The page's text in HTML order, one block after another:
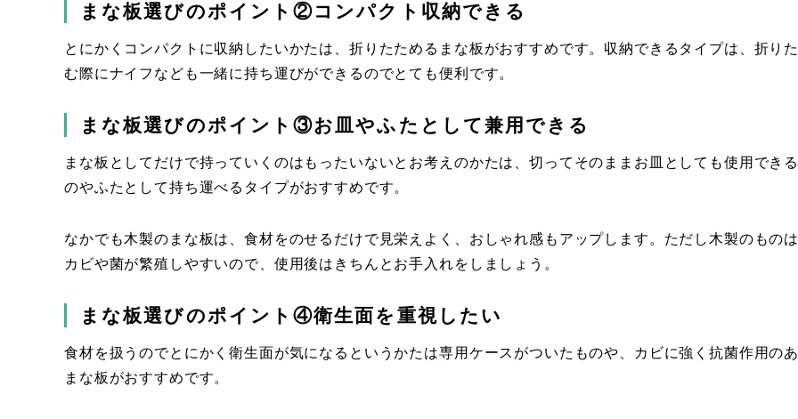
まな板選びのポイント②コンパクト収納できる
とにかくコンパクトに収納したいかたは、折りたためるまな板がおすすめです。収納できるタイプは、折り
む際にナイフなども一緒に持ち運びができるのでとても便利です。
まな板選びのポイント③お皿やふたとして兼用できる
まな板としてだけで持っていくのはもったいないとお考えのかたは、切ってそのままお皿としても使用でき
のやふたとして持ち運べるタイプがおすすめです。
なかでも木製のまな板は、食材をのせるだけで見栄えよく、おしゃれ感もアップします。ただし木製のものは
カビや菌が繁殖しやすいので、使用後はきちんとお手入れをしましょう。
まな板選びのポイント④衛生面を重視したい
食材を扱うのでとにかく衛生面が気になるというかたは専用ケースがついたものや、カビに強く抗菌作用の
まな板がおすすめです。